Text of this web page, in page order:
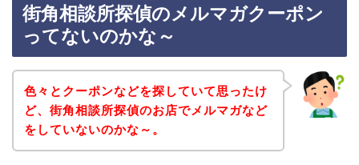
街角相談所探偵のメルマガクーポン
ってないのかな～
色々とクーポンなどを探していて思ったけ
ど、街角相談所探偵のお店でメルマガなど
をしていないのかな～。